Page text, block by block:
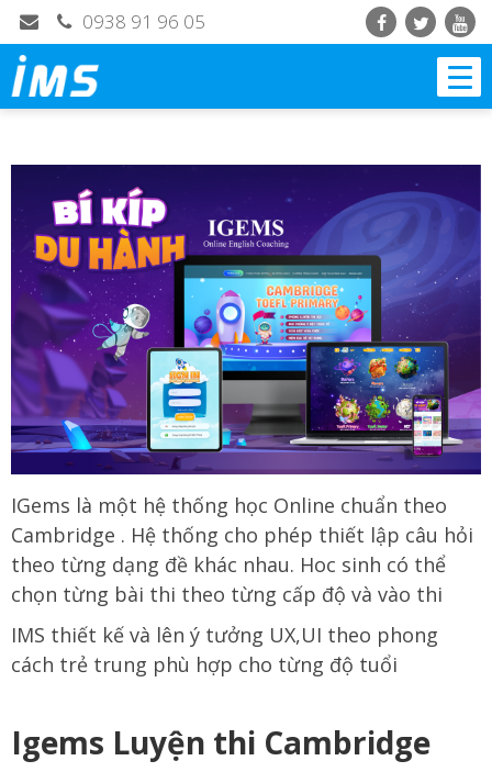
0938 91 96 05
IGems là một hệ thống học Online chuẩn theo
Cambridge . Hệ thống cho phép thiết lập câu hỏi
theo từng dạng đề khác nhau. Hoc sinh có thể
chọn từng bài thi theo từng cấp độ và vào thi
IMS thiết kế và lên ý tưởng UX,UI theo phong
cách trẻ trung phù hợp cho từng độ tuổi
Igems Luyện thi Cambridge